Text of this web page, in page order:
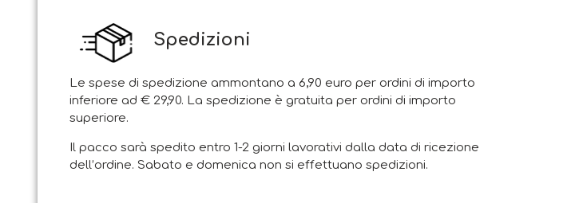
Spedizioni
Le spese di spedizione ammontano a 6,90 euro per ordini di importo
inferiore ad € 29,90. La spedizione è gratuita per ordini di importo
superiore.
Il pacco sarà spedito entro 1-2 giorni lavorativi dalla data di ricezione
dell’ordine. Sabato e domenica non si effettuano spedizioni.